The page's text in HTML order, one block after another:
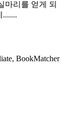
마리를 얻게 되
BookMatcher